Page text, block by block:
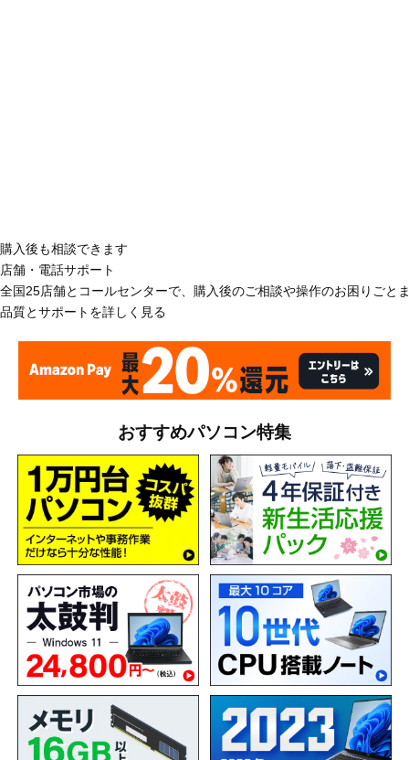
購入後も相談できます
店舗・電話サポート
全国25店舗とコールセンターで、購入後のご相談や操作のお困りごと
品質とサポートを詳しく見る
おすすめパソコン特集